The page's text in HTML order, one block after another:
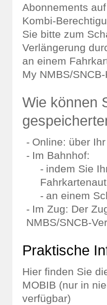
Abonnements
Sie bitte zum
Verlängerung
an einem
My NMBS/
Wie können
Online: über
Im Bahnhof:
indem Sie
an einem
Im Zug: Der
NMBS/SNCB-
Praktische
Hier finden Sie
MOBIB (nur in
verfügbar)